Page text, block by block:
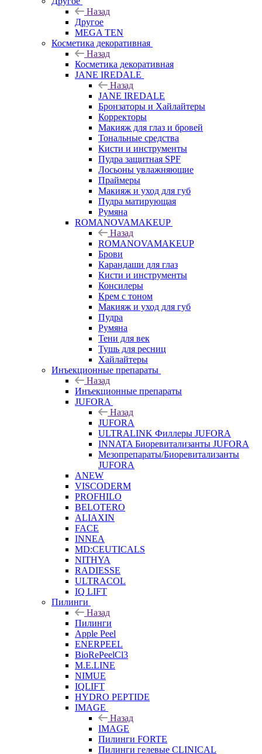
Назад
Другое
MEGA TEN
Косметика декоративная
Назад
Косметика декоративная
JANE IREDALE
Назад
JANE IREDALE
Бронзаторы и Хайлайтеры
Корректоры
Макияж для глаз и бровей
Тональные средства
Кисти и инструменты
Пудра защитная SPF
Лосьоны увлажняющие
Праймеры
Макияж и уход для губ
Пудра матирующая
Румяна
ROMANOVAMAKEUP
Назад
ROMANOVAMAKEUP
Брови
Карандаши для глаз
Кисти и инструменты
Консилеры
Крем с тоном
Макияж и уход для губ
Пудра
Румяна
Тени для век
Тушь для ресниц
Хайлайтеры
Инъекционные препараты
Назад
Инъекционные препараты
JUFORA
Назад
JUFORA
ULTRALINK Филлеры JUFORA
INNATA Биоревитализанты JUFORA
Мезопрепараты/Биоревитализанты
JUFORA
ANEW
VISCODERM
PROFHILO
BELOTERO
ALIAXIN
FACE
INNEA
MD:CEUTICALS
NITHYA
RADIESSE
ULTRACOL
IQ LIFT
Пилинги
Назад
Пилинги
Apple Peel
ENERPEEL
BioRePeelCl3
M.E.LINE
NIMUE
IQLIFT
HYDRO PEPTIDE
IMAGE
Назад
IMAGE
Пилинги FORTE
Пилинги гелевые CLINICAL